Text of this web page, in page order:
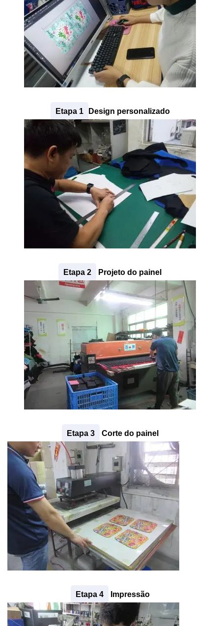
89 + = 94
Etapa 1 Design personalizado
Etapa 2 Projeto do painel
Etapa 3 Corte do painel
Etapa 4 Impressão